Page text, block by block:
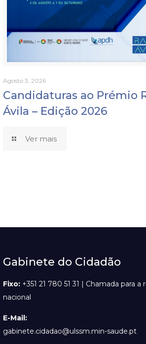
Agosto 3, 2026
Candidaturas ao Prémio
Ávila – Edição 2026
Ver mais
Gabinete do Cidadão
Fixo:+351 21 780 51 31 | Chamada para a
nacional
E-Mail:
gabinete.cidadao@ulssm.min-saude.pt